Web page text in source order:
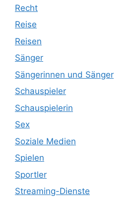
Recht
Reise
Reisen
Sänger
Sängerinnen und Sänger
Schauspieler
Schauspielerin
Sex
Soziale Medien
Spielen
Sportler
Streaming-Dienste